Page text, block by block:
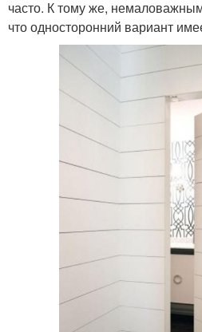
часто. К тому же,
что односторонний вариант